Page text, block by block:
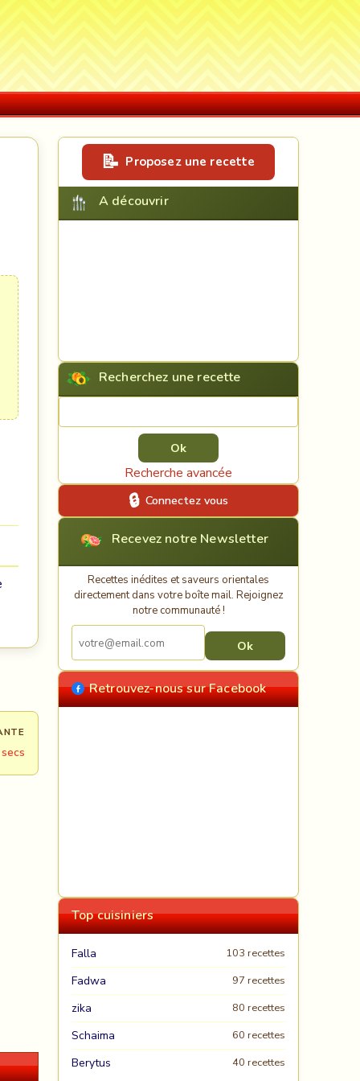
Proposez une recette
A découvrir
Recherchez une recette
Recherche avancée
Connectez vous
Recevez notre Newsletter
Recettes inédites et saveurs orientales
directement dans votre boîte mail. Rejoignez
notre communauté !
Retrouvez-nous sur Facebook
Top cuisiniers
Falla 103 recettes
Fadwa 97 recettes
zika 80 recettes
Schaima 60 recettes
Berytus 40 recettes